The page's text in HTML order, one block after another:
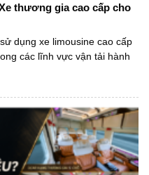
thương gia cao cấp cho
dụng xe limousine cao cấp
các lĩnh vực vận tải hành